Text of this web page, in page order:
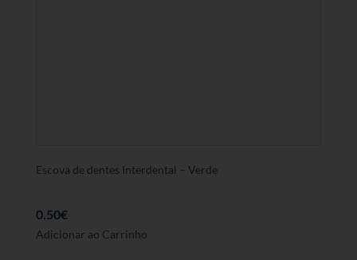
Escova de dentes Interdental – Verde
0.50€
Adicionar ao Carrinho